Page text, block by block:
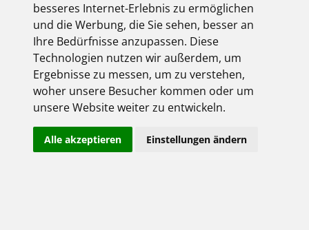
besseres Internet-Erlebnis zu ermöglichen
und die Werbung, die Sie sehen, besser an
Ihre Bedürfnisse anzupassen. Diese
Technologien nutzen wir außerdem, um
Ergebnisse zu messen, um zu verstehen,
woher unsere Besucher kommen oder um
unsere Website weiter zu entwickeln.
Alle akzeptieren Einstellungen ändern